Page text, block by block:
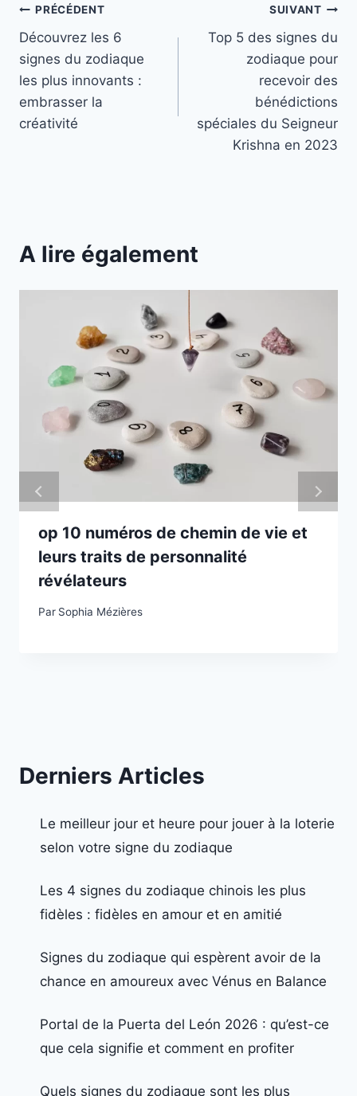
Navigation
de
l’article
PRÉCÉDENT
Découvrez les 6
signes du zodiaque
les plus innovants :
embrasser la
créativité
SUIVANT
Top 5 des signes du
zodiaque pour
recevoir des
bénédictions
spéciales du Seigneur
Krishna en 2023
A lire également
op 10 numéros de chemin de vie et
leurs traits de personnalité
révélateurs
Par Sophia Mézières
Derniers Articles
Le meilleur jour et heure pour jouer à la loterie
selon votre signe du zodiaque
Les 4 signes du zodiaque chinois les plus
fidèles : fidèles en amour et en amitié
Signes du zodiaque qui espèrent avoir de la
chance en amoureux avec Vénus en Balance
Portal de la Puerta del León 2026 : qu’est-ce
que cela signifie et comment en profiter
Quels signes du zodiaque sont les plus